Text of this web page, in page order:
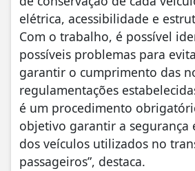
elétrica, acessibilidade e
Com o trabalho, é possível
possíveis problemas para
garantir o cumprimento das
regulamentações
é um procedimento
objetivo garantir a segurança
dos veículos utilizados no
passageiros”, destaca.